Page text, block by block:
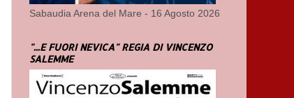
Sabaudia Arena del Mare - 16 Agosto 2026
"...E FUORI NEVICA" REGIA DI VINCENZO
SALEMME